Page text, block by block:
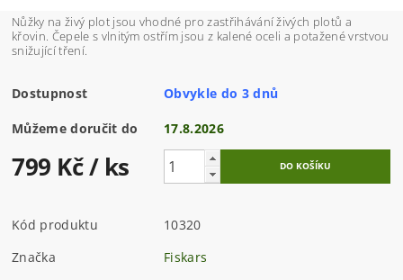
Nůžky na živý plot jsou vhodné pro zastřihávání živých plotů a
křovin. Čepele s vlnitým ostřím jsou z kalené oceli a potažené vrstvou
snižující tření.
Dostupnost Obvykle do 3 dnů
Můžeme doručit do 17.8.2026
799 Kč/ ks
Kód produktu
10320
Značka
Fiskars